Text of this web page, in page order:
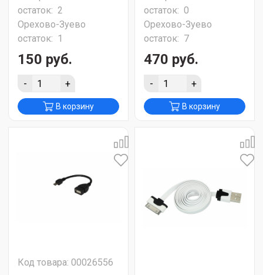
остаток: 2
Орехово-Зуево
остаток: 1
150 руб.
- +
В корзину
остаток: 0
Орехово-Зуево
остаток: 7
470 руб.
- +
В корзину
Код товара: 00026556